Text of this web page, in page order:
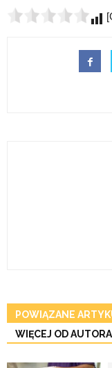
POWIĄZANE
WIĘCEJ OD AUTORA